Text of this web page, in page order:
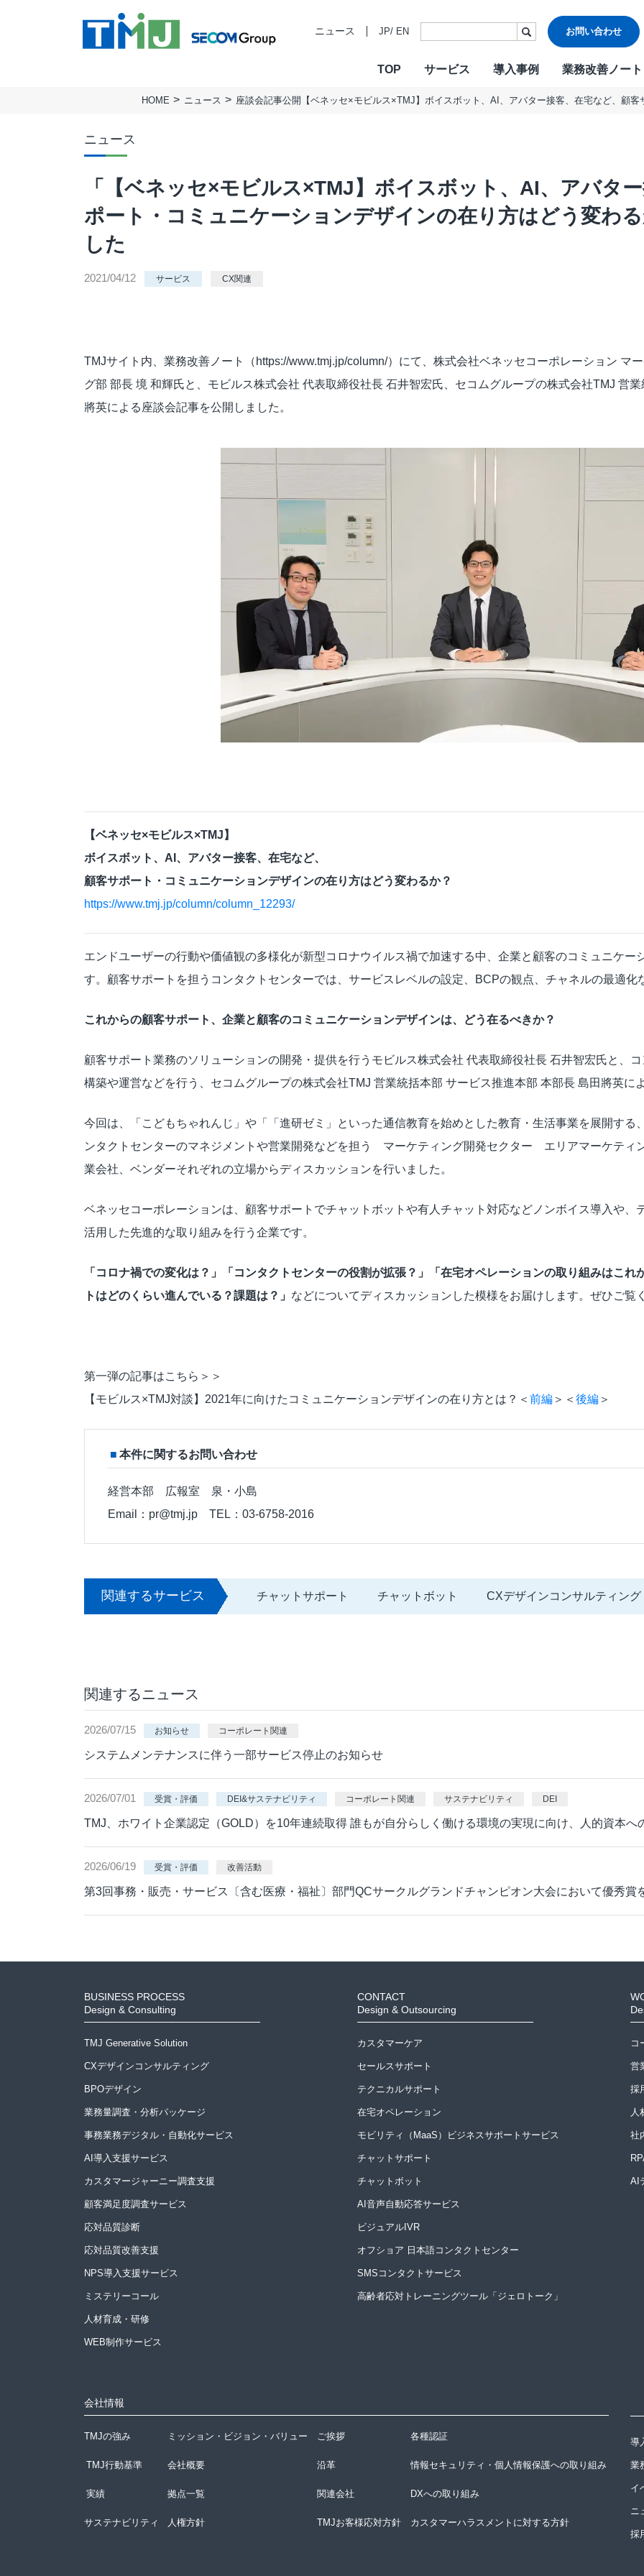
ニュース JP/ EN お問い合わせ
TOP サービス 導入事例 業務改善ノート
CXデザインコンサルティング
BPOデザイン
業務量調査・分析パッケージ
事務業務デジタル・自動化サービス
AI導入支援サービス
応対品質改善支援
人材育成・研修
セールスサポート
テクニカルサポート
在宅オペレーション
オフショア 日本語コンタクトセンター
営
採
人
TMJの強み ミッション・ビジョン・バリュー ご挨拶
各種認証
HOME ニュース
ニュース
「【ベネッセ×モビルス×TMJ】ボイスボット、AI、アバタ
ポート・コミュニケーションデザインの在り方はどう変わ
した
2021/04/12 サービス CX関連
TMJサイト内、業務改善ノート（ https://www.tmj.jp/column/）にて、株式会社ベネッセコーポレーション マ
グ部 部長 境 和輝氏と、モビルス株式会社 代表取締役社長 石井智宏氏、セコムグループの株式会社TMJ 営
將英による座談会記事を公開しました。
【ベネッセ×モビルス×TMJ】
ボイスボット、AI、アバター接客、在宅など、
顧客サポート・コミュニケーションデザインの在り方はどう変わるか？
https://www.tmj.jp/column/column_12293/
エンドユーザーの行動や価値観の多様化が新型コロナウイルス禍で加速する中、企業と顧客のコミュニケー
す。顧客サポートを担うコンタクトセンターでは、サービスレベルの設定、BCPの観点、チャネルの最適化
これからの顧客サポート、企業と顧客のコミュニケーションデザインは、どう在るべきか？
顧客サポート業務のソリューションの開発・提供を行うモビルス株式会社 代表取締役社長 石井智宏氏と、
構築や運営などを行う、セコムグループの株式会社TMJ 営業統括本部 サービス推進本部 本部長 島田將英に
今回は、「こどもちゃれんじ」や「「進研ゼミ」といった通信教育を始めとした教育・生活事業を展開する
ンタクトセンターのマネジメントや営業開発などを担う マーケティング開発セクター エリアマーケテ
業会社、ベンダーそれぞれの立場からディスカッションを行いました。
ベネッセコーポレーションは、顧客サポートでチャットボットや有人チャット対応などノンボイス導入や、
活用した先進的な取り組みを行う企業です。
「コロナ禍での変化は？」「コンタクトセンターの役割が拡張？」「在宅オペレーションの取り組みはこ
トはどのくらい進んでいる？課題は？」 などについてディスカッションした模様をお届けします。ぜひご覧
第一弾の記事はこちら＞＞
【モビルス×TMJ対談】2021年に向けたコミュニケーションデザインの在り方とは？＜ 前編 ＞＜ 後編 ＞
本件に関するお問い合わせ
経営本部 広報室 泉・小島
Email：pr@tmj.jp TEL：03-6758-2016
関連するサービス チャットサポート チャットボット CXデザインコンサルティング
関連するニュース
2026/07/15 お知らせ コーポレート関連
システムメンテナンスに伴う一部サービス停止のお知らせ
2026/07/01 受賞・評価 DEI&サステナビリティ コーポレート関連 サステナビリティ DEI
TMJ、ホワイト企業認定（GOLD）を10年連続取得 誰もが自分らしく働ける環境の実現に向け、人的資本へ
2026/06/19 受賞・評価 改善活動
第3回事務・販売・サービス〔含む医療・福祉〕部門QCサークルグランドチャンピオン大会において優秀賞
BUSINESS PROCESS
Design & Consulting
TMJ Generative Solution
CXデザインコンサルティング
BPOデザイン
業務量調査・分析パッケージ
事務業務デジタル・自動化サービス
AI導入支援サービス
カスタマージャーニー調査支援
顧客満足度調査サービス
応対品質診断
応対品質改善支援
NPS導入支援サービス
ミステリーコール
人材育成・研修
WEB制作サービス
CONTACT
Design & Outsourcing
カスタマーケア
セールスサポート
テクニカルサポート
在宅オペレーション
モビリティ（MaaS）ビジネスサポートサービス
チャットサポート
チャットボット
AI音声自動応答サービス
ビジュアルIVR
オフショア 日本語コンタクトセンター
SMSコンタクトサービス
高齢者応対トレーニングツール「ジェロトーク」
コ
営
採
人
社
AI
会社情報
TMJの強み ミッション・ビジョン・バリュー ご挨拶 各種認証
TMJ行動基準 会社概要 沿革 情報セキュリティ・個人情報保護への取り組み
実績 拠点一覧 関連会社 DXへの取り組み
サステナビリティ 人権方針 TMJお客様応対方針 カスタマーハラスメントに対する方針
導
業
イ
ニ
採